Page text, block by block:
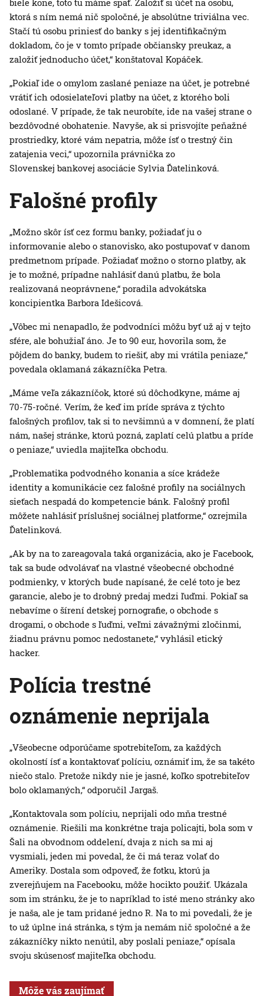
biele kone, toto tu máme späť. Založiť si účet na osobu,
ktorá s ním nemá nič spoločné, je absolútne triviálna vec.
Stačí tú osobu priniesť do banky s jej identifikačným
dokladom, čo je v tomto prípade občiansky preukaz, a
založiť jednoducho účet,“ konštatoval Kopáček.
„Pokiaľ ide o omylom zaslané peniaze na účet, je potrebné
vrátiť ich odosielateľovi platby na účet, z ktorého boli
odoslané. V prípade, že tak neurobíte, ide na vašej strane o
bezdôvodné obohatenie. Navyše, ak si prisvojíte peňažné
prostriedky, ktoré vám nepatria, môže ísť o trestný čin
zatajenia veci,“ upozornila právnička zo
Slovenskej bankovej asociácie Sylvia Ďatelinková.
Falošné profily
„Možno skôr ísť cez formu banky, požiadať ju o
informovanie alebo o stanovisko, ako postupovať v danom
predmetnom prípade. Požiadať možno o storno platby, ak
je to možné, prípadne nahlásiť danú platbu, že bola
realizovaná neoprávnene,“ poradila advokátska
koncipientka Barbora Idešicová.
„Vôbec mi nenapadlo, že podvodníci môžu byť už aj v tejto
sfére, ale bohužiaľ áno. Je to 90 eur, hovorila som, že
pôjdem do banky, budem to riešiť, aby mi vrátila peniaze,“
povedala oklamaná zákazníčka Petra.
„Máme veľa zákazníčok, ktoré sú dôchodkyne, máme aj
70-75-ročné. Verím, že keď im príde správa z týchto
falošných profilov, tak si to nevšimnú a v domnení, že platí
nám, našej stránke, ktorú pozná, zaplatí celú platbu a príde
o peniaze,“ uviedla majiteľka obchodu.
„Problematika podvodného konania a síce krádeže
identity a komunikácie cez falošné profily na sociálnych
sieťach nespadá do kompetencie bánk. Falošný profil
môžete nahlásiť príslušnej sociálnej platforme,“ ozrejmila
Ďatelinková.
„Ak by na to zareagovala taká organizácia, ako je Facebook,
tak sa bude odvolávať na vlastné všeobecné obchodné
podmienky, v ktorých bude napísané, že celé toto je bez
garancie, alebo je to drobný predaj medzi ľuďmi. Pokiaľ sa
nebavíme o šírení detskej pornografie, o obchode s
drogami, o obchode s ľuďmi, veľmi závažnými zločinmi,
žiadnu právnu pomoc nedostanete,“ vyhlásil etický
hacker.
Polícia trestné
oznámenie neprijala
„Všeobecne odporúčame spotrebiteľom, za každých
okolností ísť a kontaktovať políciu, oznámiť im, že sa takéto
niečo stalo. Pretože nikdy nie je jasné, koľko spotrebiteľov
bolo oklamaných,“ odporučil Jargaš.
„Kontaktovala som políciu, neprijali odo mňa trestné
oznámenie. Riešili ma konkrétne traja policajti, bola som v
Šali na obvodnom oddelení, dvaja z nich sa mi aj
vysmiali, jeden mi povedal, že či má teraz volať do
Ameriky. Dostala som odpoveď, že fotku, ktorú ja
zverejňujem na Facebooku, môže hocikto použiť. Ukázala
som im stránku, že je to napríklad to isté meno stránky ako
je naša, ale je tam pridané jedno R. Na to mi povedali, že je
to už úplne iná stránka, s tým ja nemám nič spoločné a že
zákazníčky nikto nenútil, aby poslali peniaze,“ opísala
svoju skúsenosť majiteľka obchodu.
Môže vás zaujímať